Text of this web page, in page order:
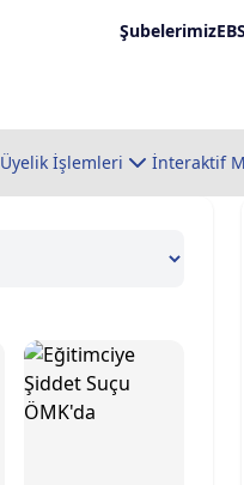
Şubelerimiz
Üyelik İşlemleri İnteraktif